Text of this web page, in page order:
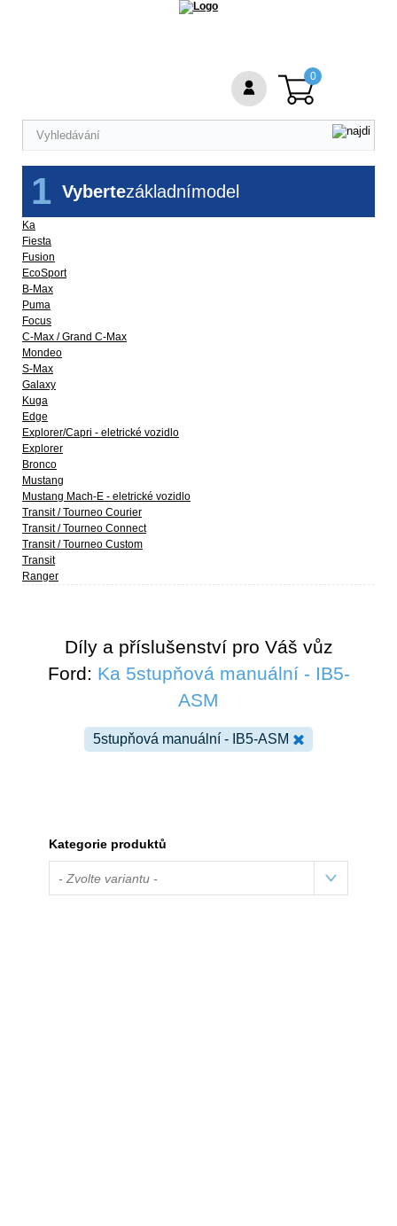
Vybertezákladnímodel
1
Ka
Fiesta
Fusion
EcoSport
B-Max
Puma
Focus
C-Max / Grand C-Max
Mondeo
S-Max
Galaxy
Kuga
Edge
Explorer/Capri - eletrické vozidlo
Explorer
Bronco
Mustang
Mustang Mach-E - eletrické vozidlo
Transit / Tourneo Courier
Transit / Tourneo Connect
Transit / Tourneo Custom
Transit
Ranger
Díly a příslušenství pro Váš vůz
Ford: Ka 5stupňová manuální - IB5-
ASM
5stupňová manuální - IB5-ASM
Kategorie produktů
- Zvolte variantu -
0